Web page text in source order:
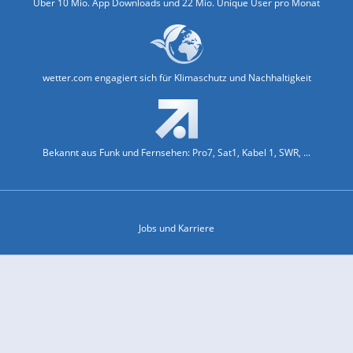
Über 10 Mio. App Downloads und 22 Mio. Unique User pro Monat
wetter.com engagiert sich für Klimaschutz und Nachhaltigkeit
Bekannt aus Funk und Fernsehen: Pro7, Sat1, Kabel 1, SWR, ...
Jobs und Karriere